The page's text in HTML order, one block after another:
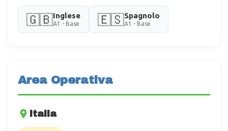
🇬🇧Inglese
A1 - Base 🇪🇸Spagnolo
A1 - Base
Area Operativa
Italia